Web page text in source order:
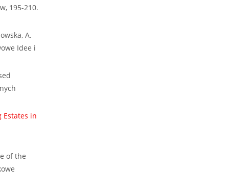
195-210.
A.
Idee i
Estates in
of the